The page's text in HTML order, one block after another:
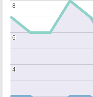
4
4
6
6
8
8